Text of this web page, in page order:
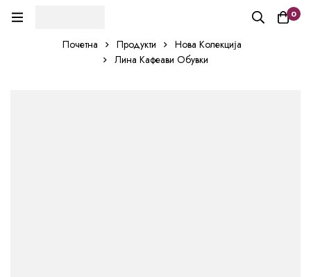
0
Почетна Продукти
Нова Колекција
Лина Кафеави Обувки